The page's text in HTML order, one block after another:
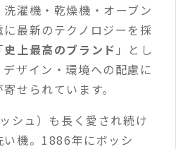
濯機・乾燥機・オーブン
最新のテクノロジーを採
史上最高のブランド 」とし
ザイン・環境への配慮に
せられています。
シュ）も長く愛され続け
機。 1886年にボッシ